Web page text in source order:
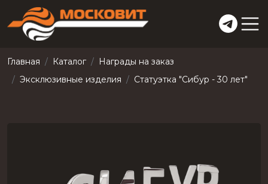
Главная Каталог
Награды на заказ
Эксклюзивные изделия
Статуэтка "Сибур - 30 лет"